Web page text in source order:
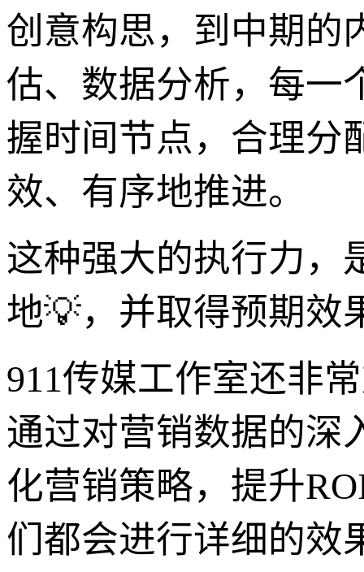
创意构思，到中期的
估、数据分析，每一
握时间节点，合理分
效、有序地推进。
这种强大的执行力，
地💡，并取得预期效
911传媒工作室还非
通过对营销数据的深
化营销策略，提升
们都会进行详细的效